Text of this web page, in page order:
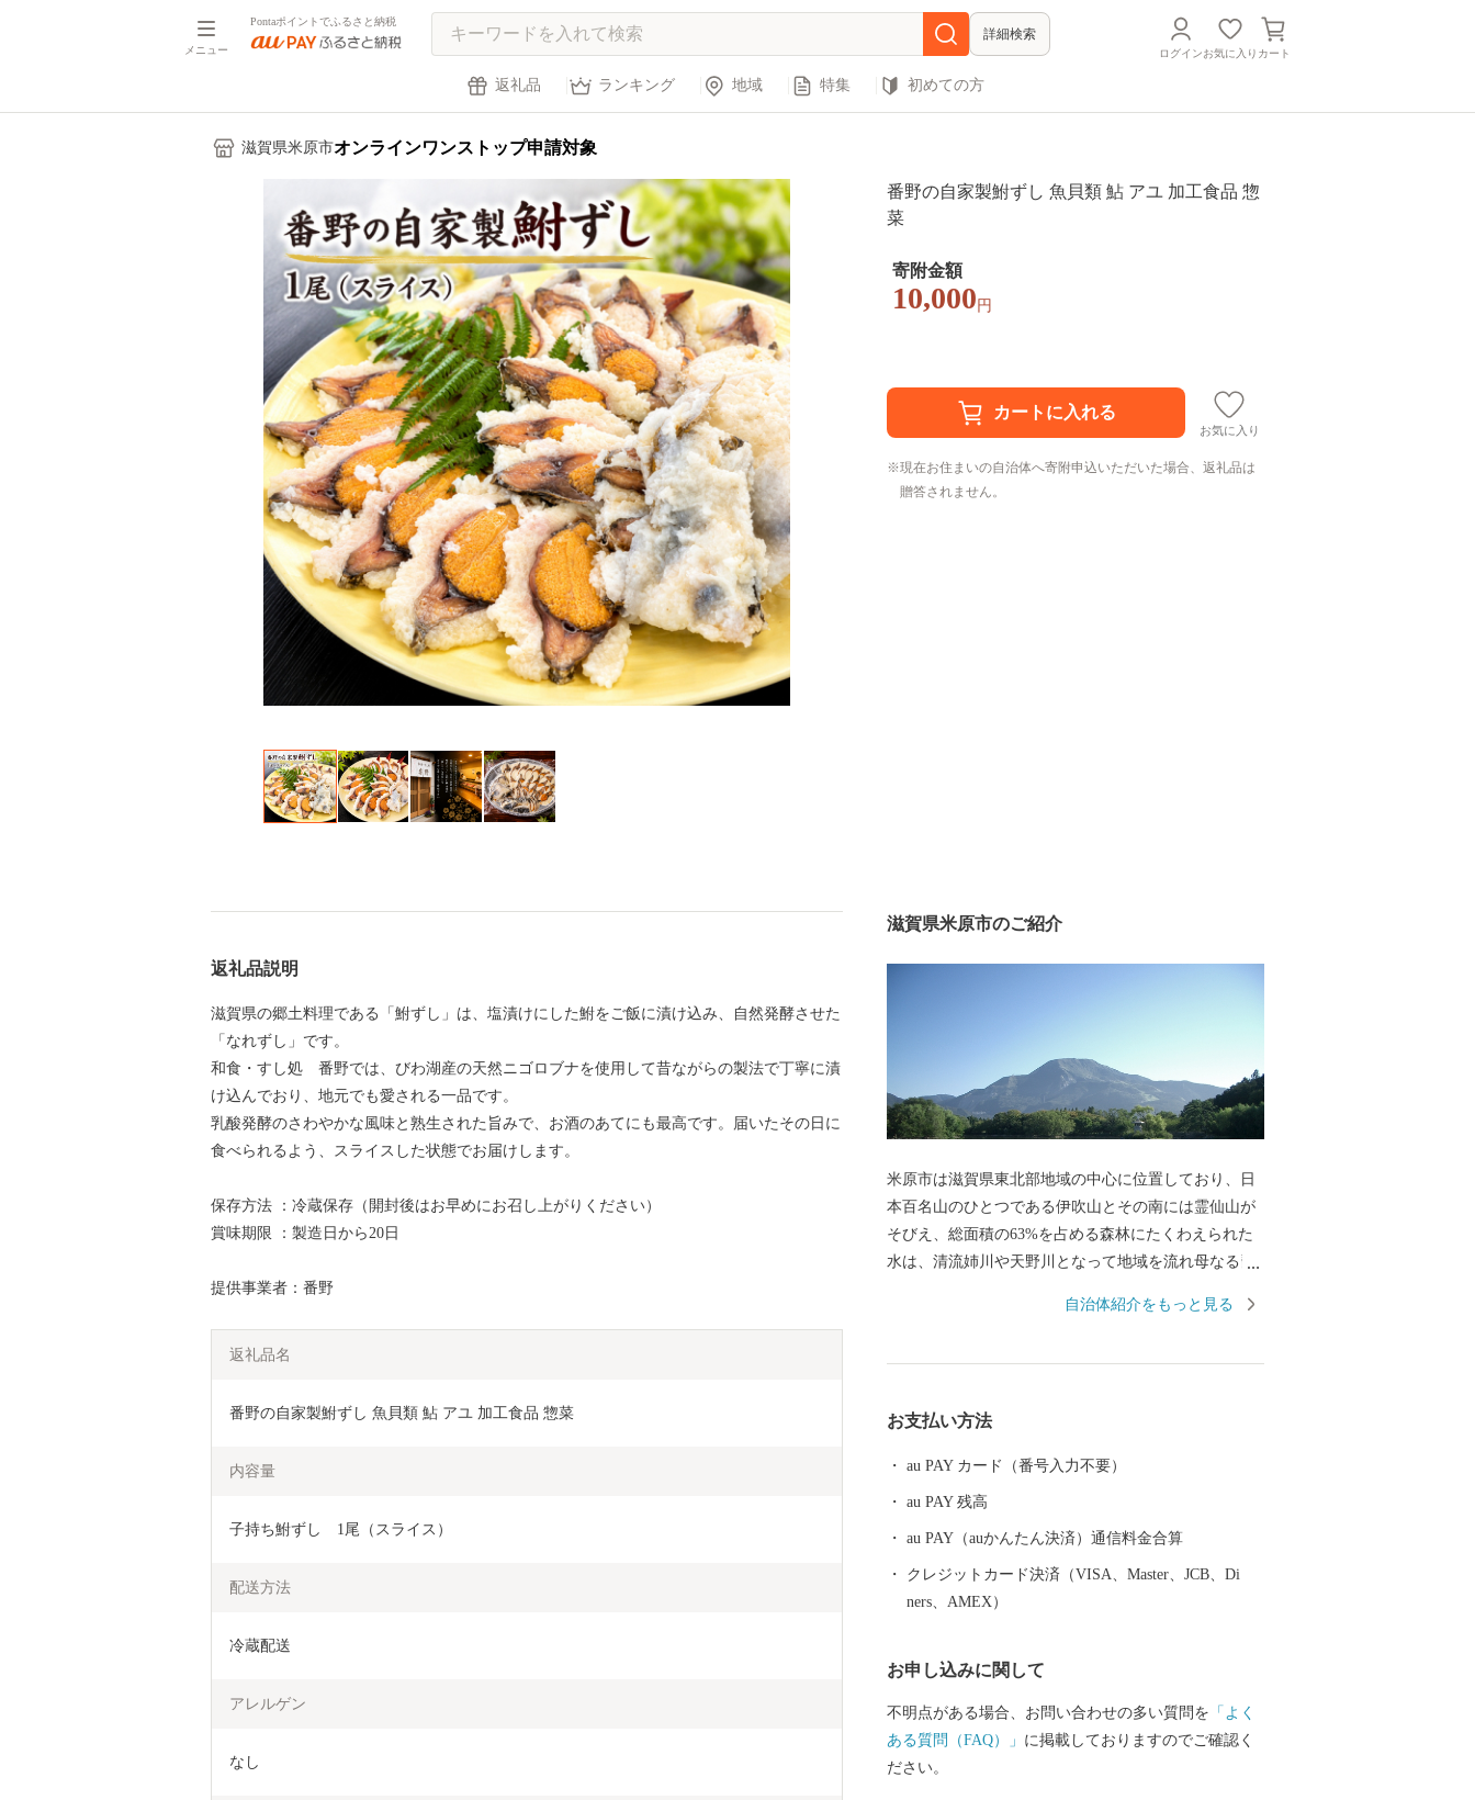
メニュー
Pontaポイントでふるさと納税
詳細検索
ログインお気に入り カート
返礼品 ランキング 地域 特集 初めての方
滋賀県米原市オンラインワンストップ申請対象
番野の自家製鮒ずし 魚貝類 鮎 アユ 加工食品 惣
菜
寄附金額
10,000 円
お気に入り
現在お住まいの自治体へ寄附申込いただいた場合、返礼品は
贈答されません。
返礼品説明
滋賀県の郷土料理である「鮒ずし」は、塩漬けにした鮒をご飯に漬け込み、自然発酵させた
「なれずし」です。
和食・すし処 番野では、びわ湖産の天然ニゴロブナを使用して昔ながらの製法で丁寧に漬
け込んでおり、地元でも愛される一品です。
乳酸発酵のさわやかな風味と熟生された旨みで、お酒のあてにも最高です。届いたその日に
食べられるよう、スライスした状態でお届けします。
保存方法 ：冷蔵保存（開封後はお早めにお召し上がりください）
賞味期限 ：製造日から20日
提供事業者：番野
返礼品名
番野の自家製鮒ずし 魚貝類 鮎 アユ 加工食品 惣菜
内容量
子持ち鮒ずし　1尾（スライス）
配送方法
冷蔵配送
アレルゲン
なし
滋賀県米原市のご紹介
米原市は滋賀県東北部地域の中心に位置しており、日
本百名山のひとつである伊吹山とその南には霊仙山が
そびえ、総面積の63%を占める森林にたくわえられた
水は、清流姉川や天野川となって地域を流れ母なる琵
市内には伊吹山のお花畑、特別天然記念物に指定され
表する豊臣秀吉、石田三成が活躍する歴史の舞台にも
度々登場するなど、数多くの史跡を残しています。 米
ングやパラグライダーなど、雄大な伊吹山と名水が育
んだ自慢の特産品や米原ならではの体験メニューを取
自治体紹介をもっと見る
お支払い方法
au PAY カード（番号入力不要）
au PAY 残高
au PAY（auかんたん決済）通信料金合算
クレジットカード決済（VISA、Master、JCB、Di
ners、AMEX）
お申し込みに関して
不明点がある場合、お問い合わせの多い質問を 「よく
ある質問（FAQ）」 に掲載しておりますのでご確認く
ださい。